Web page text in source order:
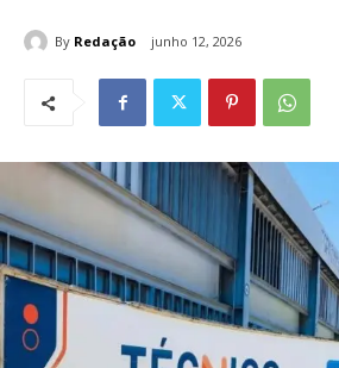
By Redação junho 12, 2026